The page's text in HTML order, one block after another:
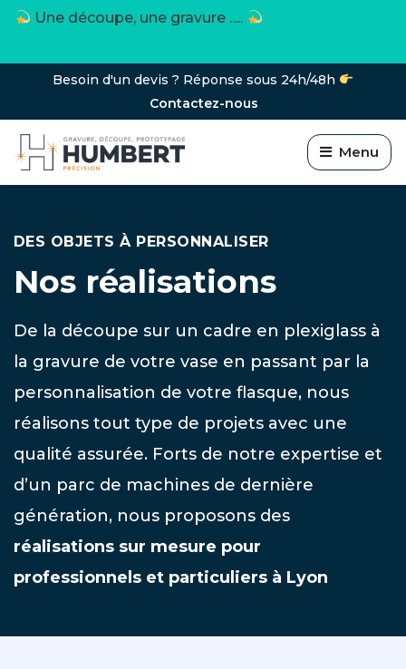
Une découpe, une gravure .....
Besoin d'un devis ? Réponse sous 24h/48h
Contactez-nous
Menu
DES OBJETS À PERSONNALISER
Nos réalisations
De la découpe sur un cadre en plexiglass à
la gravure de votre vase en passant par la
personnalisation de votre flasque, nous
réalisons tout type de projets avec une
qualité assurée. Forts de notre expertise et
d’un parc de machines de dernière
génération, nous proposons des
réalisations sur mesure pour
professionnels et particuliers à Lyon